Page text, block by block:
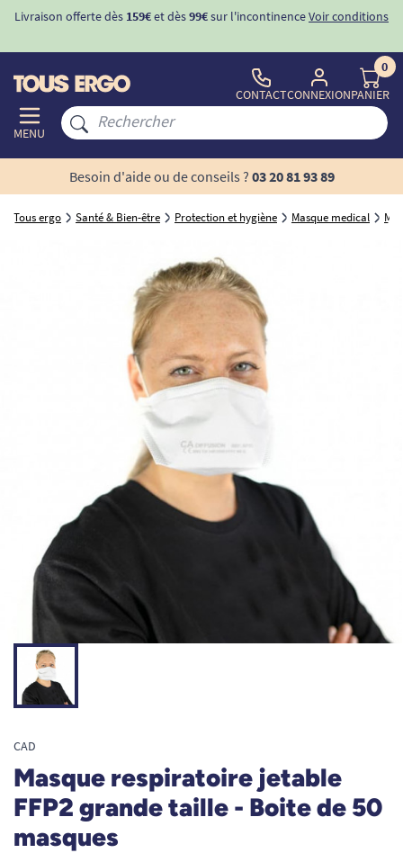
Livraison offerte dès 159€et dès99€sur l'incontinenceVoir conditions
MENU
CONTACTCONNEXION
0
PANIER
Besoin d'aide ou de conseils ? 03 20 81 93 89
Tous ergo Santé & Bien-être Protection et hygiène Masque medical
CAD
Masque respiratoire jetable
FFP2 grande taille - Boite de 50
masques